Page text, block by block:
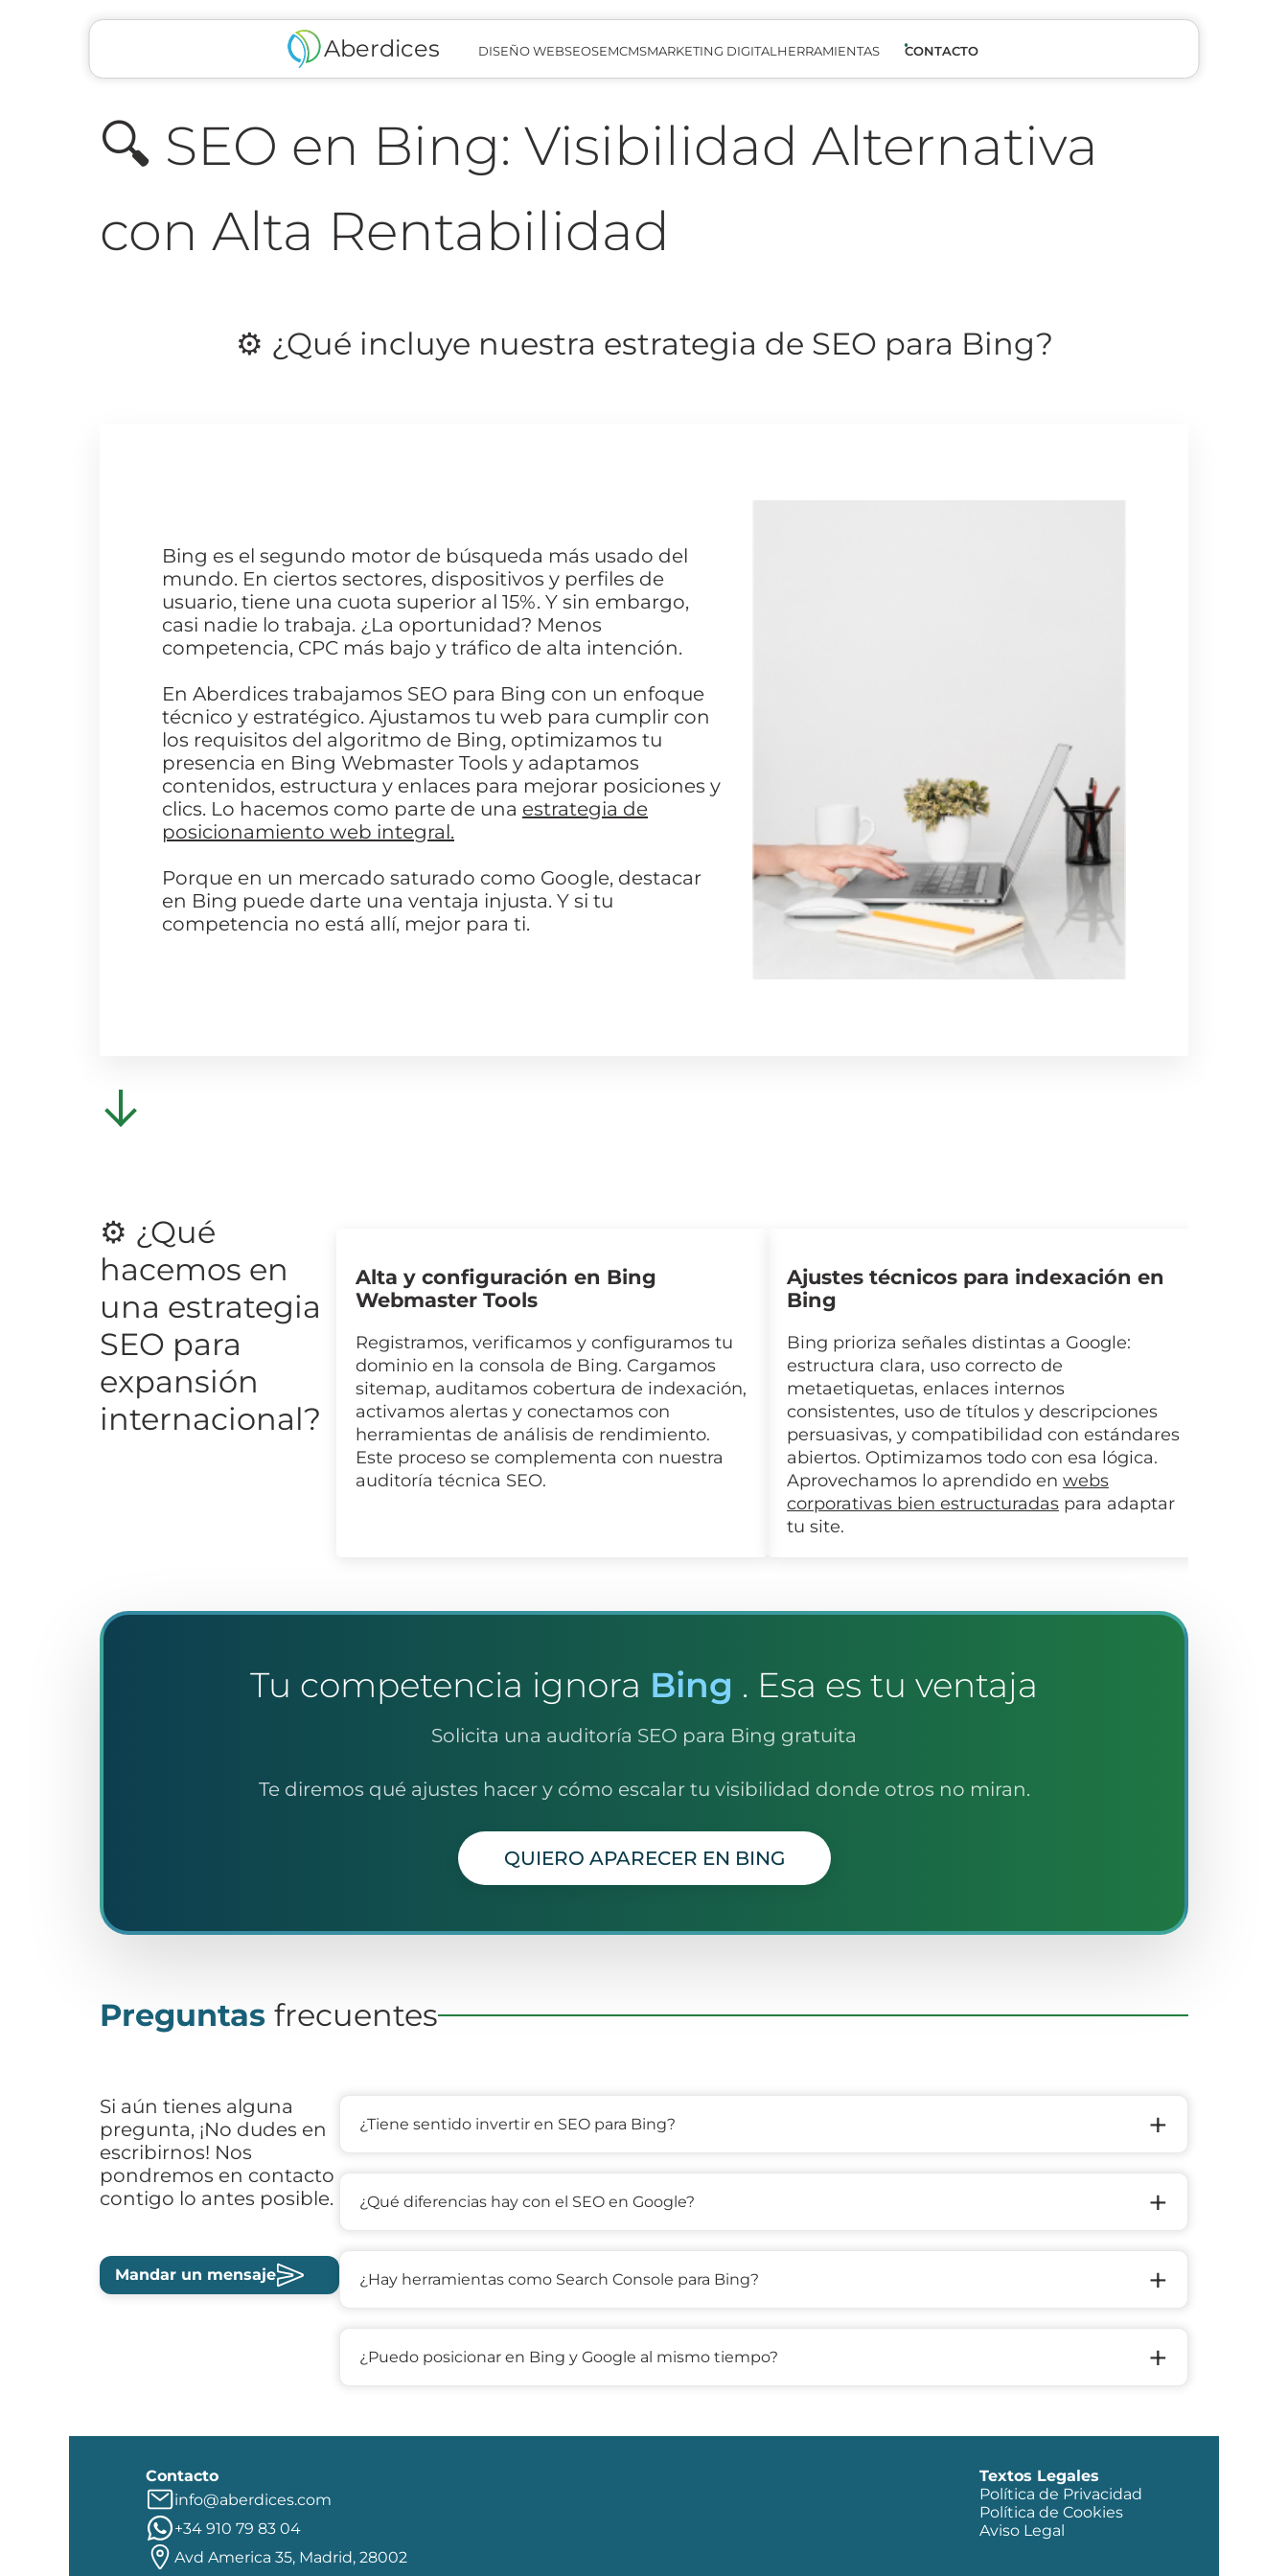
Aberdices DISEÑO WEBSEOSEMCMSMARKETING DIGITAL HERRAMIENTAS CONTACTO
🔍 SEO en Bing: Visibilidad Alternativa
con Alta Rentabilidad
⚙️ ¿Qué incluye nuestra estrategia de SEO para Bing?
Bing es el segundo motor de búsqueda más usado del
mundo. En ciertos sectores, dispositivos y perfiles de
usuario, tiene una cuota superior al 15%. Y sin embargo,
casi nadie lo trabaja. ¿La oportunidad? Menos
competencia, CPC más bajo y tráfico de alta intención.
En Aberdices trabajamos SEO para Bing con un enfoque
técnico y estratégico. Ajustamos tu web para cumplir con
los requisitos del algoritmo de Bing, optimizamos tu
presencia en Bing Webmaster Tools y adaptamos
contenidos, estructura y enlaces para mejorar posiciones y
clics. Lo hacemos como parte de una estrategia de
posicionamiento web integral.
Porque en un mercado saturado como Google, destacar
en Bing puede darte una ventaja injusta. Y si tu
competencia no está allí, mejor para ti.
⚙️ ¿Qué
hacemos en
una estrategia
SEO para
expansión
internacional?
Alta y configuración en Bing
Webmaster Tools
Registramos, verificamos y configuramos tu
dominio en la consola de Bing. Cargamos
sitemap, auditamos cobertura de indexación,
activamos alertas y conectamos con
herramientas de análisis de rendimiento.
Este proceso se complementa con nuestra
auditoría técnica SEO.
Ajustes técnicos para indexación en
Bing
Bing prioriza señales distintas a Google:
estructura clara, uso correcto de
metaetiquetas, enlaces internos
consistentes, uso de títulos y descripciones
persuasivas, y compatibilidad con estándares
abiertos. Optimizamos todo con esa lógica.
Aprovechamos lo aprendido en webs
corporativas bien estructuradas para adaptar
tu site.
Tu competencia ignora Bing . Esa es tu ventaja
Solicita una auditoría SEO para Bing gratuita
Te diremos qué ajustes hacer y cómo escalar tu visibilidad donde otros no miran.
QUIERO APARECER EN BING
Preguntas frecuentes
Si aún tienes alguna
pregunta, ¡No dudes en
escribirnos! Nos
pondremos en contacto
contigo lo antes posible.
Mandar un mensaje
¿Tiene sentido invertir en SEO para Bing? +
¿Qué diferencias hay con el SEO en Google? +
¿Hay herramientas como Search Console para Bing? +
¿Puedo posicionar en Bing y Google al mismo tiempo? +
Contacto
info@aberdices.com
+34 910 79 83 04
Avd America 35, Madrid, 28002
Textos Legales
Política de Privacidad
Política de Cookies
Aviso Legal